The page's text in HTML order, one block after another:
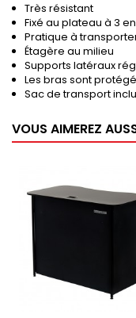
Très résistant
Fixé au plateau à 3
Pratique à
Étagère au milieu
Supports latéraux
Les bras sont
Sac de transport
VOUS AIMEREZ